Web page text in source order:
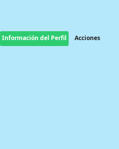
Información del Perfil Acciones